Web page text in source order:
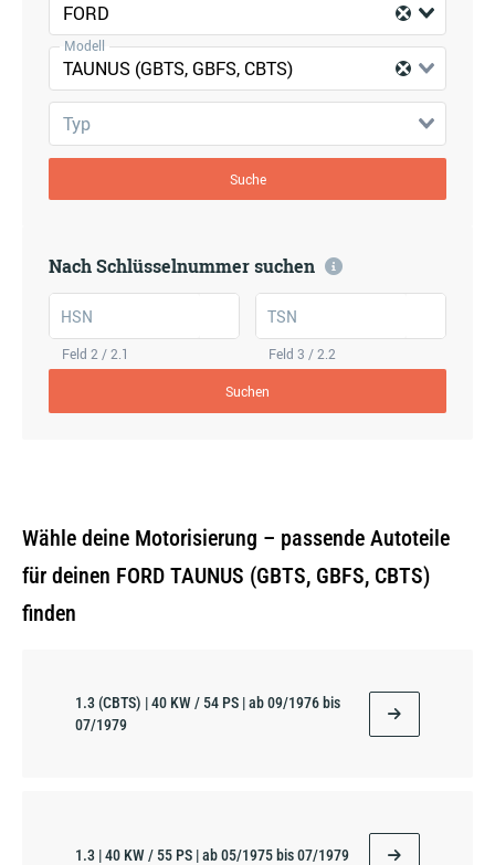
FORD
Modell
TAUNUS (GBTS, GBFS, CBTS)
Typ
Suche
Nach Schlüsselnummer suchen
HSN
Feld 2 / 2.1
TSN
Feld 3 / 2.2
Suchen
Wähle deine Motorisierung – passende Autoteile
für deinen FORD TAUNUS (GBTS, GBFS, CBTS)
finden
1.3 (CBTS) | 40 KW / 54 PS | ab 09/1976 bis
07/1979
1.3 | 40 KW / 55 PS | ab 05/1975 bis 07/1979